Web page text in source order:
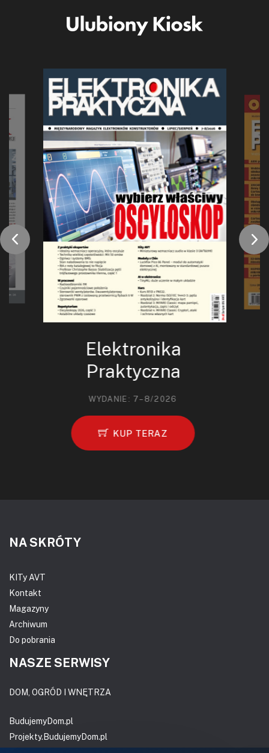
Elektronika
Praktyczna
WYDANIE: 7–8/2026
KUP TERAZ
NA SKRÓTY
KITy AVT
Kontakt
Magazyny
Archiwum
Do pobrania
NASZE SERWISY
DOM, OGRÓD I WNĘTRZA
BudujemyDom.pl
Projekty.BudujemyDom.pl